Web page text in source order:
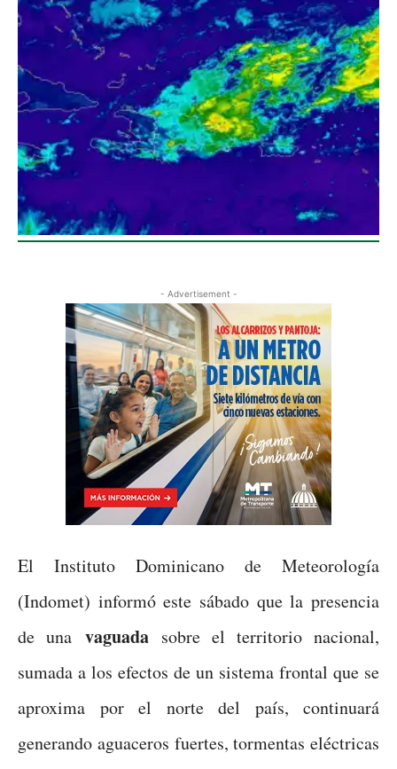
- Advertisement -
El Instituto Dominicano de Meteorología
(Indomet) informó este sábado que la presencia
de unavaguada sobre el territorio nacional,
sumada a los efectos de un sistema frontal que se
aproxima por el norte del país, continuará
generando aguaceros fuertes, tormentas eléctricas